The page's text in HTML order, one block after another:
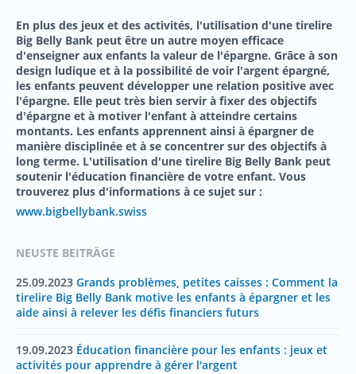
En plus des jeux et des activités, l'utilisation d'une tirelire
Big Belly Bank peut être un autre moyen efficace
d'enseigner aux enfants la valeur de l'épargne. Grâce à son
design ludique et à la possibilité de voir l'argent épargné,
les enfants peuvent développer une relation positive avec
l'épargne. Elle peut très bien servir à fixer des objectifs
d'épargne et à motiver l'enfant à atteindre certains
montants. Les enfants apprennent ainsi à épargner de
manière disciplinée et à se concentrer sur des objectifs à
long terme. L'utilisation d'une tirelire Big Belly Bank peut
soutenir l'éducation financière de votre enfant. Vous
trouverez plus d'informations à ce sujet sur :
www.bigbellybank.swiss
NEUSTE BEITRÄGE
25.09.2023 Grands problèmes, petites caisses : Comment la
tirelire Big Belly Bank motive les enfants à épargner et les
aide ainsi à relever les défis financiers futurs
19.09.2023 Éducation financière pour les enfants : jeux et
activités pour apprendre à gérer l'argent